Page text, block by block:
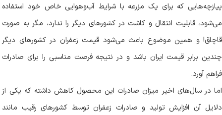
پیازچه‌هایی که برای یک مزرعه با شرایط آب‌و‌هوایی خاص خود استفاده
می‌شود، قابلیت انتقال و کاشت در کشورهای دیگر را ندارد، مگر به صورت
قاچاق! و همین موضوع باعث می‌شود قیمت زعفران در کشورهای دیگر
چندین برابر قیمت ایران باشد و در نتیجه فرصت مناسبی را برای صادرات
فراهم آورد.
اما در سال‌های اخیر میزان صادرات این محصول کاهش داشته که یکی از
دلایل آن افزایش تولید و صادرات زعفران توسط کشورهای رقیب مانند